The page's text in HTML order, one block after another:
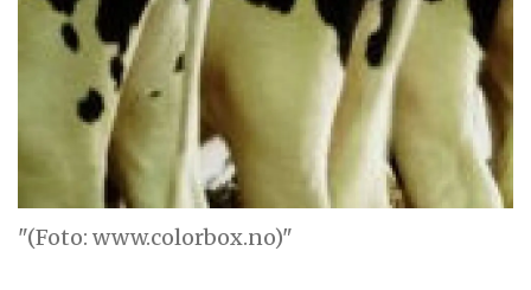
"(Foto: www.colorbox.no)"